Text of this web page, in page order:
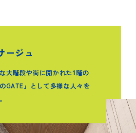
ージュ
大階段や街に開かれた1階の
のGATE」として多様な人々を